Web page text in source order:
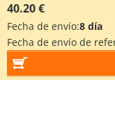
40.20 €
Fecha de envío:8 día
Fecha de envío de